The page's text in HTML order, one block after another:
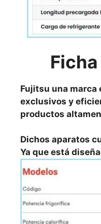
Fujitsu una marca
exclusivos y
productos
Dichos aparatos
Ya que está